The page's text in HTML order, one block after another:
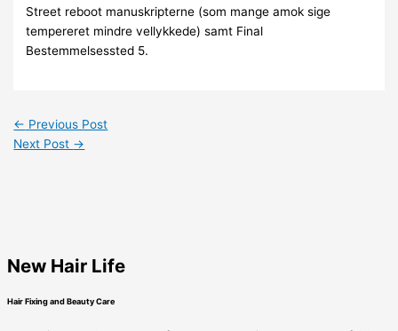
Street reboot manuskripterne (som mange amok sige
tempereret mindre vellykkede) samt Final
Bestemmelsessted 5.
← Previous Post
Next Post →
New Hair Life
Hair Fixing and Beauty Care